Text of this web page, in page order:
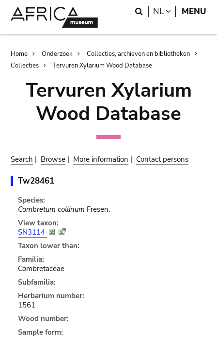
Search
NL LANGUAGE
MENU
Breadcrumb
Home Onderzoek
Collecties, archieven en bibliotheken
Collecties
Tervuren Xylarium Wood Database
Tervuren Xylarium
Wood Database
Search | Browse | More information | Contact persons
Tw28461
Species:
Combretum collinum Fresen.
View taxon:
SN3114
Taxon lower than:
Familia:
Combretaceae
Subfamilia:
Herbarium number:
1561
Wood number:
Sample form: